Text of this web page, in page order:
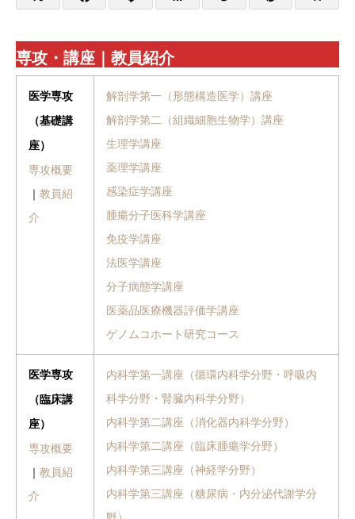
専攻・講座｜教員紹介
医学専攻
（基礎講
座）
専攻概要
｜ 教員紹
介
解剖学第一（形態構造医学）講座
解剖学第二（組織細胞生物学）講座
生理学講座
薬理学講座
感染症学講座
腫瘍分子医科学講座
免疫学講座
法医学講座
分子病態学講座
医薬品医療機器評価学講座
ゲノムコホート研究コース
医学専攻
（臨床講
座）
専攻概要
｜ 教員紹
介
内科学第一講座（循環内科学分野・呼吸内
科学分野・腎臓内科学分野）
内科学第二講座（消化器内科学分野）
内科学第二講座（臨床腫瘍学分野）
内科学第三講座（神経学分野）
内科学第三講座（糖尿病・内分泌代謝学分